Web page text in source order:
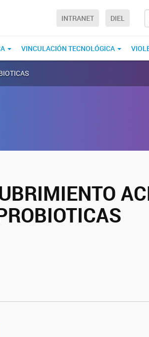
INTRANET DIEL
VINCULACIÓN TECNOLÓGICA